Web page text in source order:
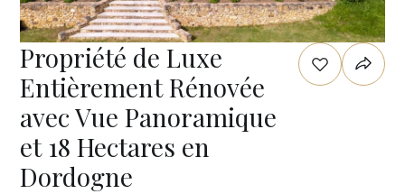
Propriété de Luxe
Entièrement Rénovée
avec Vue Panoramique
et 18 Hectares en
Dordogne